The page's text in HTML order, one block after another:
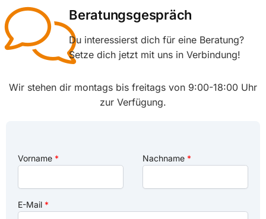
Beratungsgespräch
Du interessierst dich für eine Beratung?
Setze dich jetzt mit uns in Verbindung!
Wir stehen dir montags bis freitags von 9:00-18:00 Uhr
zur Verfügung.
Vorname Nachname
E-Mail